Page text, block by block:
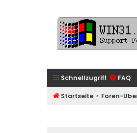
Schnellzugriff FAQ
Startseite Foren-